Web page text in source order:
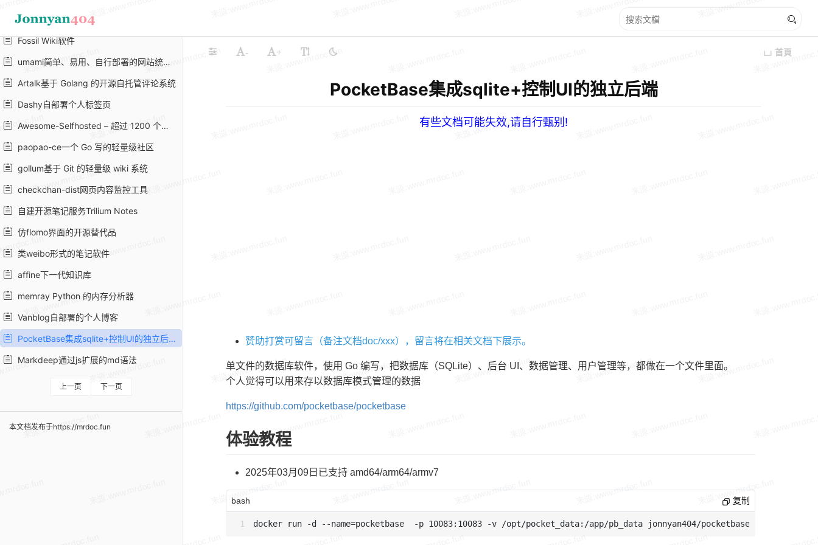
pkg可以将node.js应用打包成单个可执行文件
Fossil Wiki软件
umami简单、易用、自行部署的网站统计解决方案
Artalk基于 Golang 的开源自托管评论系统
Dashy自部署个人标签页
Awesome-Selfhosted – 超过 1200 个，海量「自托管服务」项目列表
paopao-ce一个 Go 写的轻量级社区
gollum基于 Git 的轻量级 wiki 系统
checkchan-dist网页内容监控工具
自建开源笔记服务Trilium Notes
仿flomo界面的开源替代品
类weibo形式的笔记软件
affine下一代知识库
memray Python 的内存分析器
Vanblog自部署的个人博客
PocketBase集成sqlite+控制UI的独立后端
Markdeep通过js扩展的md语法
上一页 下一页
本文档发布于https://mrdoc.fun
- + 首頁
PocketBase集成sqlite+控制UI的独立后端
有些文档可能失效,请自行甄别!
赞助打赏可留言（备注文档doc/xxx），留言将在相关文档下展示。
单文件的数据库软件，使用 Go 编写，把数据库（SQLite）、后台 UI、数据管理、用户管理等，都做在一个文件里面。
个人觉得可以用来存以数据库模式管理的数据
https://github.com/pocketbase/pocketbase
体验教程
2025年03月09日已支持 amd64/arm64/armv7
bash 复制